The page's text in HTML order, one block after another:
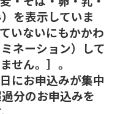
を表示していま
いないにもかかわ
ネーション）して
せん。］。
にお申込みが集中
分のお申込みを